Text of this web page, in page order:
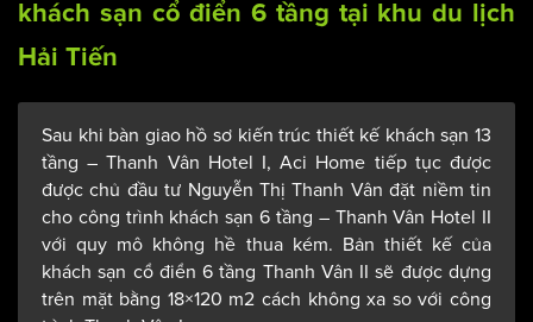
khách sạn cổ điển 6 tầng tại khu du lịch
Hải Tiến
Sau khi bàn giao hồ sơ kiến trúc thiết kế khách sạn 13
tầng – Thanh Vân Hotel I, Aci Home tiếp tục được
được chủ đầu tư Nguyễn Thị Thanh Vân đặt niềm tin
cho công trình khách sạn 6 tầng – Thanh Vân Hotel II
với quy mô không hề thua kém. Bản thiết kế của
khách sạn cổ điển 6 tầng Thanh Vân II sẽ được dựng
trên mặt bằng 18×120 m2 cách không xa so với công